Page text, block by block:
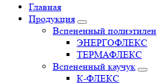
Главная
Продукция
Вспененный полиэтилен
ЭНЕРГОФЛЕКС
ТЕРМАФЛЕКС
Вспененный каучук
К-ФЛЕКС